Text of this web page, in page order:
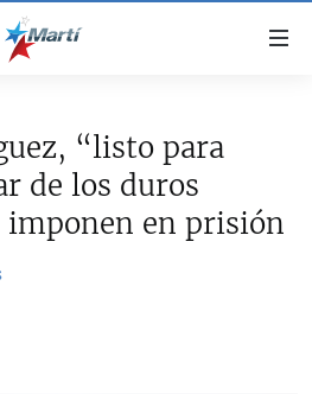
“listo para
de los duros
imponen en prisión